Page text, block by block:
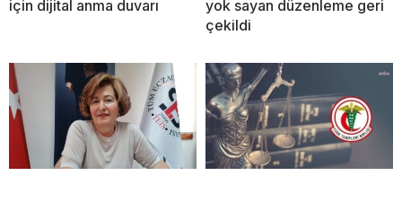
için dijital anma duvarı
yok sayan düzenleme geri
çekildi